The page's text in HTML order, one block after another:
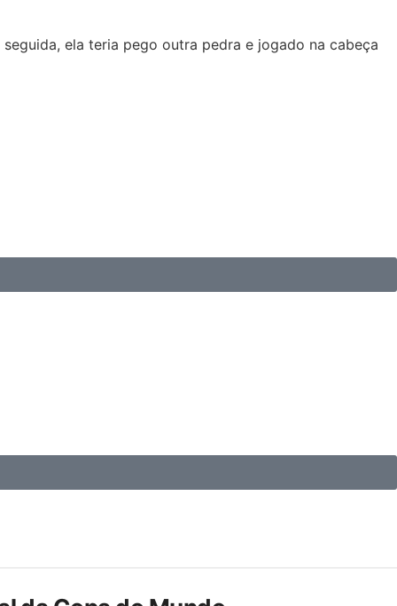
ela teria pego outra pedra e jogado na cabeça